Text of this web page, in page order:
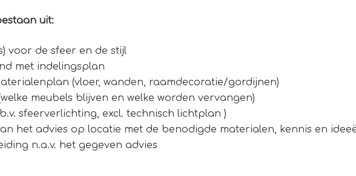
uit:
voor de sfeer en de stijl
met indelingsplan
(vloer, wanden, raamdecoratie/gordijnen)
meubels blijven en welke worden vervangen)
sfeerverlichting, excl. technisch lichtplan )
het advies op locatie met de benodigde materialen, kennis en
n.a.v. het gegeven advies